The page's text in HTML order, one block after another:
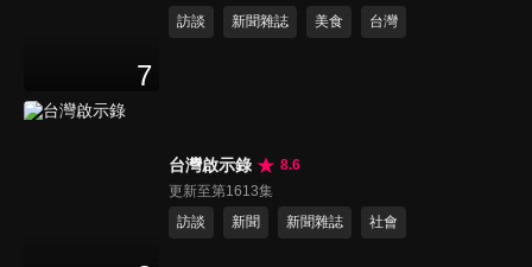
7
訪談
新聞雜誌 美食 台灣
台灣啟示錄
8.6
更新至第1613集
訪談
新聞 新聞雜誌 社會